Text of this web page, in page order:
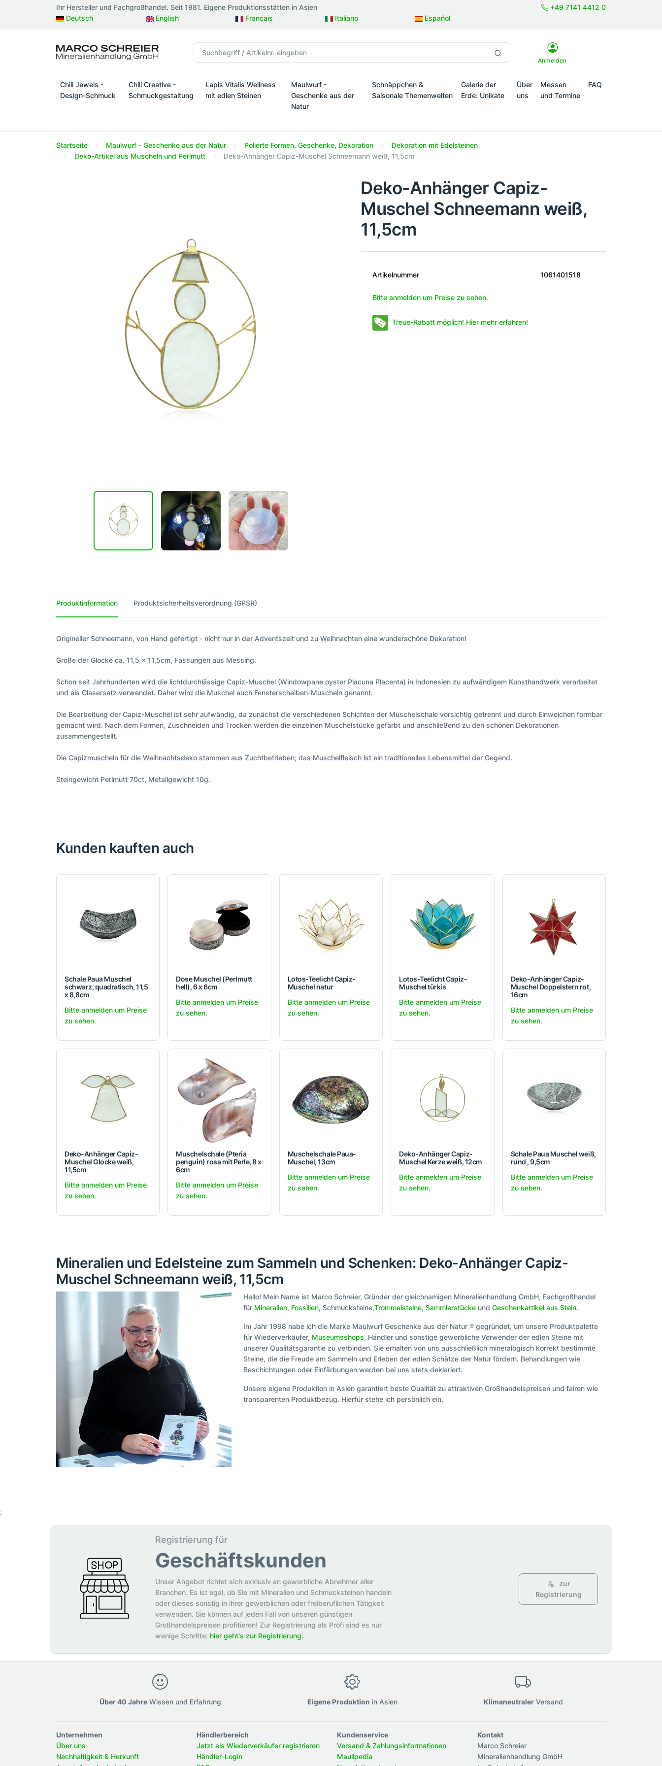
Ihr Hersteller und Fachgroßhandel. Seit 1981. Eigene Produktionsstätten in Asien
+49 7141 4412 0
Deutsch
English Français Italiano Español
Anmelden
Chili Jewels -
Design-Schmuck
Chili Creative -
Schmuckgestaltung
Lapis Vitalis Wellness
mit edlen Steinen
Maulwurf -
Geschenke aus der
Natur
Schnäppchen &
Saisonale Themenwelten
Galerie der
Erde: Unikate
Über
uns
Messen
und Termine
FAQ
Startseite Maulwurf - Geschenke aus der Natur Polierte Formen, Geschenke, Dekoration
Dekoration mit Edelsteinen
Deko-Artikel aus Muscheln und Perlmutt
Deko-Anhänger Capiz-Muschel Schneemann weiß, 11,5cm
Deko-Anhänger Capiz-
Muschel Schneemann weiß,
11,5cm
Artikelnummer 1061401518
Bitte anmelden um Preise zu sehen.
Treue-Rabatt möglich! Hier mehr erfahren!
Produktinformation Produktsicherheitsverordnung (GPSR)
Origineller Schneemann, von Hand gefertigt - nicht nur in der Adventszeit und zu Weihnachten eine wunderschöne Dekoration!
Größe der Glocke ca. 11,5 x 11,5cm, Fassungen aus Messing.
Schon seit Jahrhunderten wird die lichtdurchlässige Capiz-Muschel (Windowpane oyster Placuna Placenta) in Indonesien zu aufwändigem Kunsthandwerk verarbeitet
und als Glasersatz verwendet. Daher wird die Muschel auch Fensterscheiben-Muscheln genannt.
Die Bearbeitung der Capiz-Muschel ist sehr aufwändig, da zunächst die verschiedenen Schichten der Muschelschale vorsichtig getrennt und durch Einweichen formbar
gemacht wird. Nach dem Formen, Zuschneiden und Trocken werden die einzelnen Muschelstücke gefärbt und anschließend zu den schönen Dekorationen
zusammengestellt.
Die Capizmuscheln für die Weihnachtsdeko stammen aus Zuchtbetrieben; das Muschelfleisch ist ein traditionelles Lebensmittel der Gegend.
Steingewicht Perlmutt 70ct, Metallgewicht 10g.
Kunden kauften auch
Schale Paua Muschel
schwarz, quadratisch, 11,5
x 8,8cm
Bitte anmelden um Preise
zu sehen.
Dose Muschel (Perlmutt
hell), 6 x 6cm
Bitte anmelden um Preise
zu sehen.
Lotos-Teelicht Capiz-
Muschel natur
Bitte anmelden um Preise
zu sehen.
Lotos-Teelicht Capiz-
Muschel türkis
Bitte anmelden um Preise
zu sehen.
Deko-Anhänger Capiz-
Muschel Doppelstern rot,
16cm
Bitte anmelden um Preise
zu sehen.
Deko-Anhänger Capiz-
Muschel Glocke weiß,
11,5cm
Bitte anmelden um Preise
zu sehen.
Muschelschale (Pteria
penguin) rosa mit Perle, 8 x
6cm
Bitte anmelden um Preise
zu sehen.
Muschelschale Paua-
Muschel, 13cm
Bitte anmelden um Preise
zu sehen.
Deko-Anhänger Capiz-
Muschel Kerze weiß, 12cm
Bitte anmelden um Preise
zu sehen.
Schale Paua Muschel weiß,
rund , 9,5cm
Bitte anmelden um Preise
zu sehen.
Mineralien und Edelsteine zum Sammeln und Schenken: Deko-Anhänger Capiz-
Muschel Schneemann weiß, 11,5cm
Hallo! Mein Name ist Marco Schreier, Gründer der gleichnamigen Mineralienhandlung GmbH, Fachgroßhandel
für Mineralien, Fossilien, Schmucksteine,Trommelsteine, Sammlerstücke und Geschenkartikel aus Stein.
Im Jahr 1998 habe ich die Marke Maulwurf Geschenke aus der Natur ® gegründet, um unsere Produktpalette
für Wiederverkäufer, Museumsshops, Händler und sonstige gewerbliche Verwender der edlen Steine mit
unserer Qualitätsgarantie zu verbinden. Sie erhalten von uns ausschließlich mineralogisch korrekt bestimmte
Steine, die die Freude am Sammeln und Erleben der edlen Schätze der Natur fördern. Behandlungen wie
Beschichtungen oder Einfärbungen werden bei uns stets deklariert.
Unsere eigene Produktion in Asien garantiert beste Qualität zu attraktiven Großhandelspreisen und fairen wie
transparenten Produktbezug. Hierfür stehe ich persönlich ein.
;
Registrierung für
Geschäftskunden
Unser Angebot richtet sich exklusiv an gewerbliche Abnehmer aller
Branchen. Es ist egal, ob Sie mit Mineralien und Schmucksteinen handeln
oder dieses sonstig in ihrer gewerblichen oder freiberuflichen Tätigkeit
verwenden. Sie können auf jeden Fall von unseren günstigen
Großhandelspreisen profitieren! Zur Registrierung als Profi sind es nur
wenige Schritte: hier geht's zur Registrierung.
zur
Registrierung
Über 40 JahreWissen und Erfahrung Eigene Produktion in Asien KlimaneutralerVersand
Unternehmen
Über uns
Nachhaltigkeit & Herkunft
Händlerbereich
Jetzt als Wiederverkäufer registrieren
Händler-Login
Kundenservice
Versand & Zahlungsinformationen
Maulipedia
Kontakt
Marco Schreier
Mineralienhandlung GmbH